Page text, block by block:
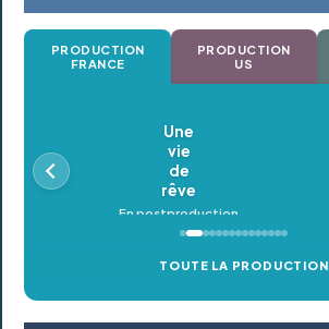
PRODUCTION
FRANCE
PRODUCTION
US
Oldeupe
En postproduction
TOUTE LA PRODUCTION